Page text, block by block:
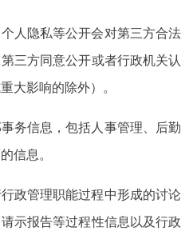
个人隐私等公开会对第三方合法
三方同意公开或者行政机关认
大影响的除外）。
务信息，包括人事管理、后勤
信息。
行政管理职能过程中形成的讨论
示报告等过程性信息以及行政